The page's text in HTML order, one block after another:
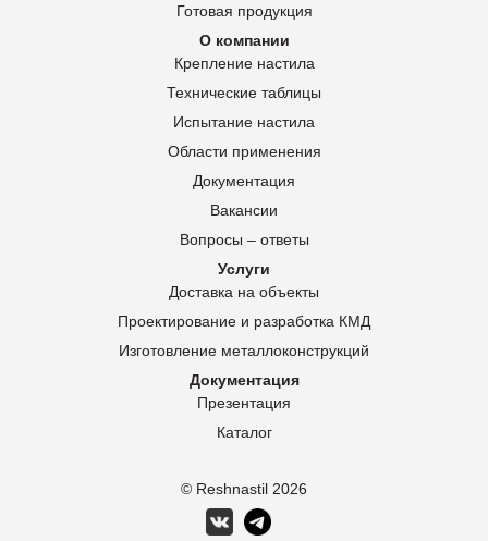
© Reshnastil 2026
Готовая продукция
О компании
Крепление настила
Технические таблицы
Испытание настила
Области применения
Документация
Вакансии
Вопросы – ответы
Услуги
Доставка на объекты
Проектирование и разработка КМД
Изготовление металлоконструкций
Документация
Презентация
Каталог